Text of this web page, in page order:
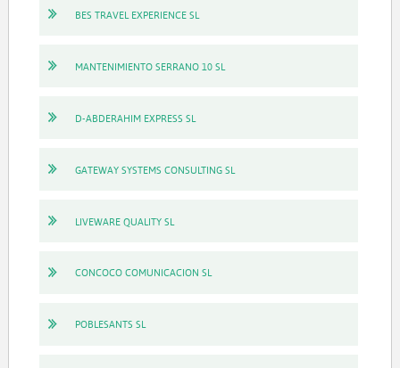
BES TRAVEL EXPERIENCE SL
MANTENIMIENTO SERRANO 10 SL
D-ABDERAHIM EXPRESS SL
GATEWAY SYSTEMS CONSULTING SL
LIVEWARE QUALITY SL
CONCOCO COMUNICACION SL
POBLESANTS SL